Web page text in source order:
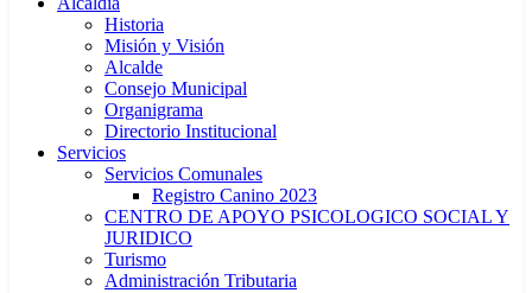
Historia
Misión y Visión
Alcalde
Consejo Municipal
Organigrama
Directorio Institucional
Servicios
Servicios Comunales
Registro Canino 2023
CENTRO DE APOYO PSICOLOGICO SOCIAL Y
JURIDICO
Turismo
Administración Tributaria